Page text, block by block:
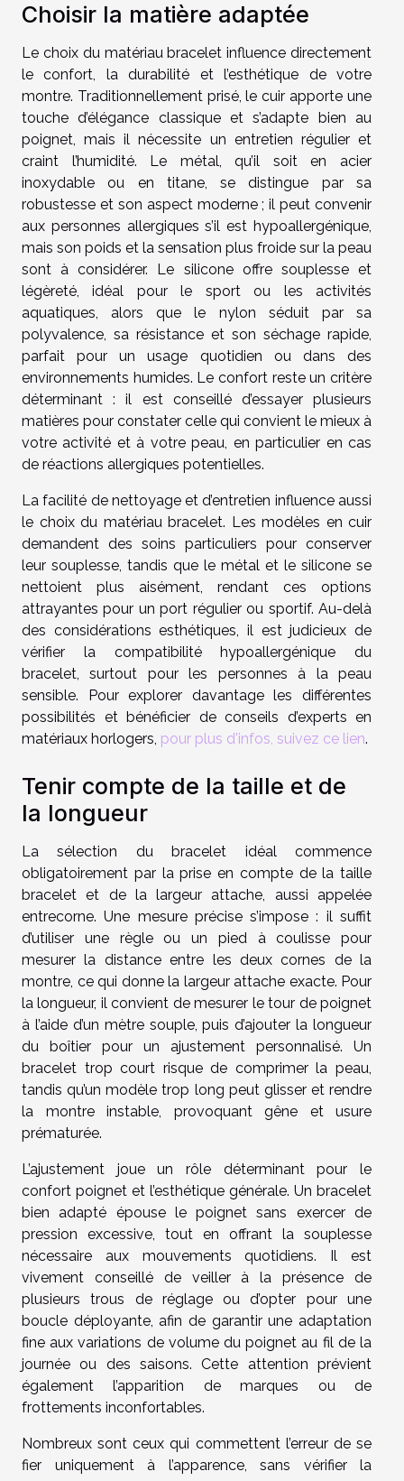
Choisir la matière adaptée
Le choix du matériau bracelet influence directement
le confort, la durabilité et l’esthétique de votre
montre. Traditionnellement prisé, le cuir apporte une
touche d’élégance classique et s’adapte bien au
poignet, mais il nécessite un entretien régulier et
craint l’humidité. Le métal, qu’il soit en acier
inoxydable ou en titane, se distingue par sa
robustesse et son aspect moderne ; il peut convenir
aux personnes allergiques s’il est hypoallergénique,
mais son poids et la sensation plus froide sur la peau
sont à considérer. Le silicone offre souplesse et
légèreté, idéal pour le sport ou les activités
aquatiques, alors que le nylon séduit par sa
polyvalence, sa résistance et son séchage rapide,
parfait pour un usage quotidien ou dans des
environnements humides. Le confort reste un critère
déterminant : il est conseillé d’essayer plusieurs
matières pour constater celle qui convient le mieux à
votre activité et à votre peau, en particulier en cas
de réactions allergiques potentielles.
La facilité de nettoyage et d’entretien influence aussi
le choix du matériau bracelet. Les modèles en cuir
demandent des soins particuliers pour conserver
leur souplesse, tandis que le métal et le silicone se
nettoient plus aisément, rendant ces options
attrayantes pour un port régulier ou sportif. Au-delà
des considérations esthétiques, il est judicieux de
vérifier la compatibilité hypoallergénique du
bracelet, surtout pour les personnes à la peau
sensible. Pour explorer davantage les différentes
possibilités et bénéficier de conseils d’experts en
matériaux horlogers, pour plus d'infos, suivez ce lien.
Tenir compte de la taille et de
la longueur
La sélection du bracelet idéal commence
obligatoirement par la prise en compte de la taille
bracelet et de la largeur attache, aussi appelée
entrecorne. Une mesure précise s’impose : il suffit
d’utiliser une règle ou un pied à coulisse pour
mesurer la distance entre les deux cornes de la
montre, ce qui donne la largeur attache exacte. Pour
la longueur, il convient de mesurer le tour de poignet
à l’aide d’un mètre souple, puis d’ajouter la longueur
du boîtier pour un ajustement personnalisé. Un
bracelet trop court risque de comprimer la peau,
tandis qu’un modèle trop long peut glisser et rendre
la montre instable, provoquant gêne et usure
prématurée.
L’ajustement joue un rôle déterminant pour le
confort poignet et l’esthétique générale. Un bracelet
bien adapté épouse le poignet sans exercer de
pression excessive, tout en offrant la souplesse
nécessaire aux mouvements quotidiens. Il est
vivement conseillé de veiller à la présence de
plusieurs trous de réglage ou d’opter pour une
boucle déployante, afin de garantir une adaptation
fine aux variations de volume du poignet au fil de la
journée ou des saisons. Cette attention prévient
également l’apparition de marques ou de
frottements inconfortables.
Nombreux sont ceux qui commettent l’erreur de se
fier uniquement à l’apparence, sans vérifier la